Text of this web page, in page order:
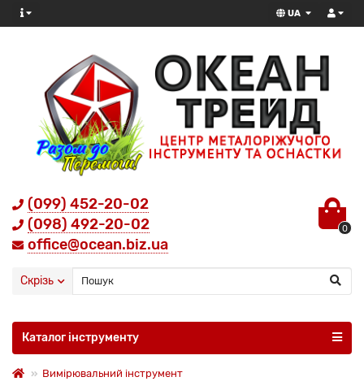
UA
(099) 452-20-02
(098) 492-20-02
office@ocean.biz.ua
0
Скрізь
Каталог інструменту
Вимірювальний інструмент